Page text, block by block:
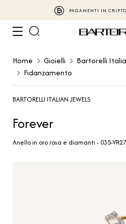
PAGAMENTI IN
Home Gioielli Bartorelli
Fidanzamento
BARTORELLI ITALIAN JEWELS
Forever
Anello in oro rosa e diamanti - 035-